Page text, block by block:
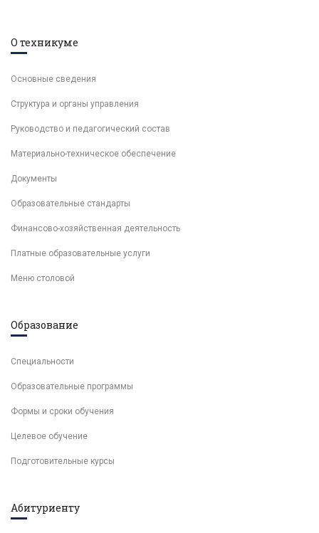
О техникуме
Основные сведения
Структура и органы управления
Руководство и педагогический состав
Материально-техническое обеспечение
Документы
Образовательные стандарты
Финансово-хозяйственная деятельность
Платные образовательные услуги
Меню столовой
Образование
Специальности
Образовательные программы
Формы и сроки обучения
Целевое обучение
Подготовительные курсы
Абитуриенту